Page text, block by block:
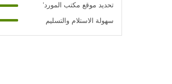
تحديد موقع مكتب المورد’
سهولة الاستلام والتسليم